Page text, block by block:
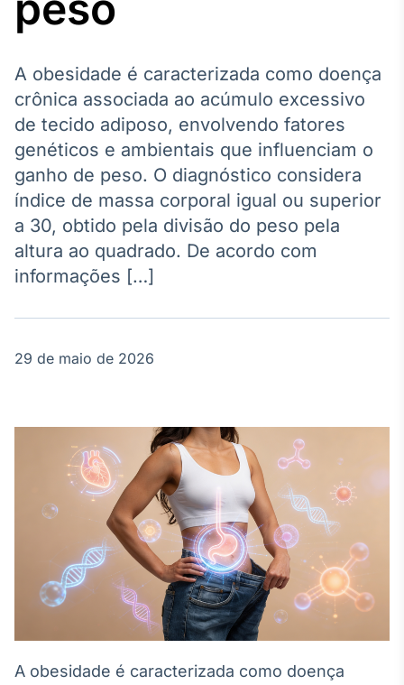
Broadcast
Político
Os bastidores da
política em
tempo real
O setor de
White Label
Plataforma para
conteúdos
personalizados
Soluções de Dados
e Conteúdos
Broadcast
OTC
Plataforma para
negociação de
ativos
A obesidade é caracterizada como doença
crônica associada ao acúmulo excessivo
de tecido adiposo, envolvendo fatores
genéticos e ambientais que influenciam o
ganho de peso. O diagnóstico considera
índice de massa corporal igual ou superior
a 30, obtido pela divisão do peso pela
altura ao quadrado. De acordo com
informações […]
29 de maio de 2026
A obesidade é caracterizada como doença